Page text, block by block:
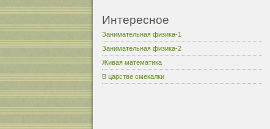
Интересное
Занимательная физика-1
Занимательная физика-2
Живая математика
В царстве смекалки